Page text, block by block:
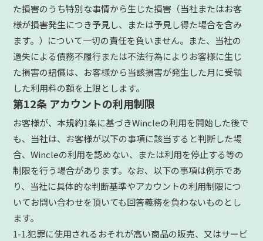
た損害のうち特別な事情から生じた損害（当社またはお客
様が損害発生につき予見し、または予見し得た場合を含み
ます。）について一切の責任を負いません。また、当社の
過失による債務不履行または不法行為によりお客様に生じ
た損害の賠償は、お客様から当該損害が発生した月に受領
した利用料の額を上限とします。
第12条 アカウントの利用制限
お客様が、本規約1条に基づきWincleの利用を開始した後で
も、当社は、お客様が以下の事項に該当すると判断した場
合、Wincleの利用を認めない、または利用を停止する等の
制限を行う場合があります。なお、以下の事項は例示であ
り、当社に具体的な判断基準やアカウントの利用制限につ
いてお問い合わせを頂いても回答義務を負わないものとし
ます。
1-1.犯罪に使用されるおそれが高い商品の販売、又はサービ